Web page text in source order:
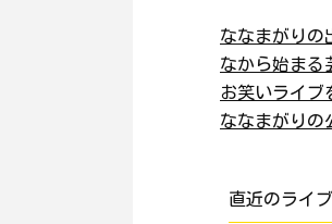
ななまがりの
なから始まる
お笑いライブ
ななまがりの
直近のライブ